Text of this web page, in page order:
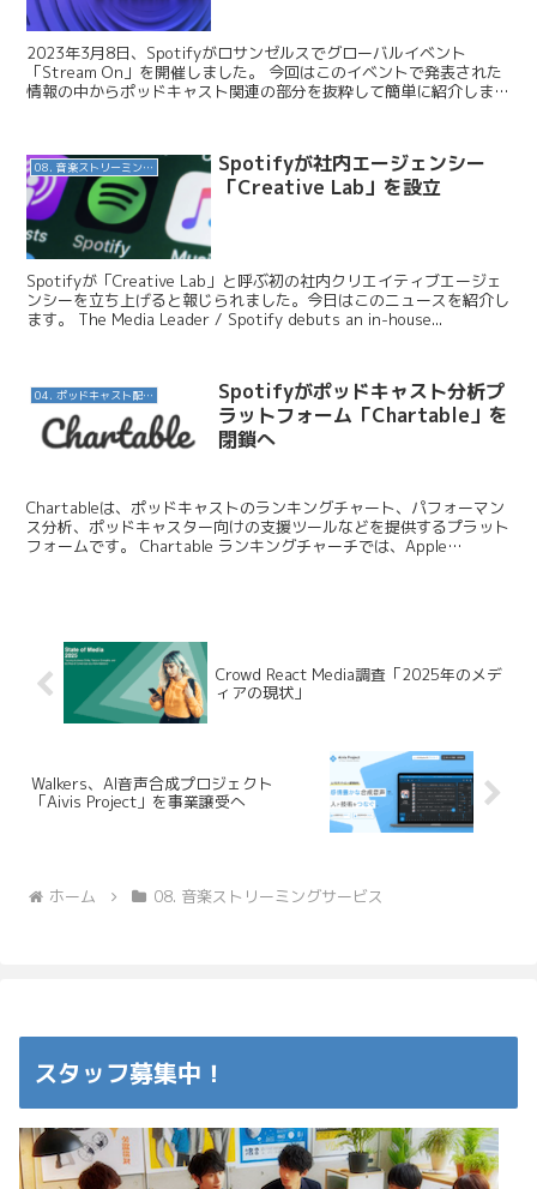
2023年3月8日、Spotifyがロサンゼルスでグローバルイベント
「Stream On」を開催しました。 今回はこのイベントで発表された
情報の中からポッドキャスト関連の部分を抜粋して簡単に紹介しま
08. 音楽ストリーミングサービス
Spotifyが社内エージェンシー
「Creative Lab」を設立
Spotifyが「Creative Lab」と呼ぶ初の社内クリエイティブエージェ
ンシーを立ち上げると報じられました。今日はこのニュースを紹介し
ます。 The Media Leader / Spotify debuts an in-house...
04. ポッドキャスト配信・制作等
Spotifyがポッドキャスト分析プ
ラットフォーム「Chartable」を
閉鎖へ
Chartableは、ポッドキャストのランキングチャート、パフォーマン
ス分析、ポッドキャスター向けの支援ツールなどを提供するプラット
フォームです。 Chartable ランキングチャーチでは、Apple
Crowd React Media調査「2025年のメデ
ィアの現状」
Walkers、AI音声合成プロジェクト
「Aivis Project」を事業譲受へ
ホーム 08. 音楽ストリーミングサービス
スタッフ募集中！